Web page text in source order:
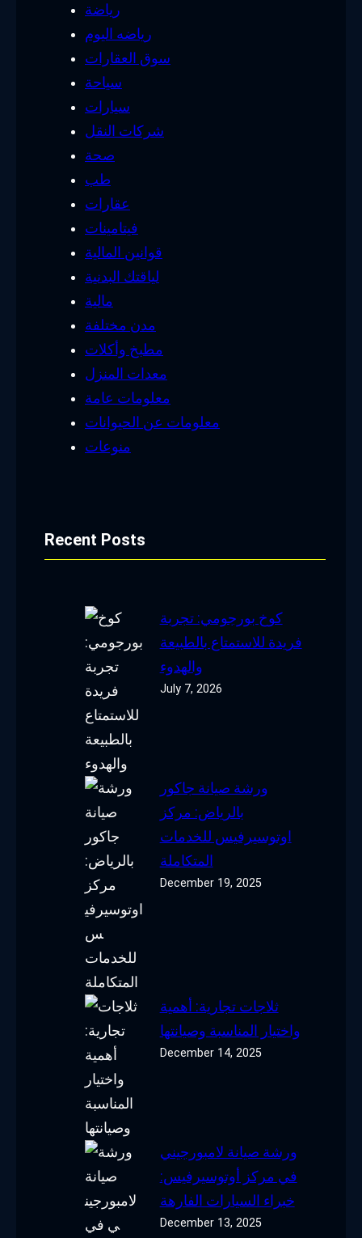
رياضة
رياضه اليوم
سوق العقارات
سياحة
سيارات
شركات النقل
صحة
طب
عقارات
فيتامينات
قوانين المالية
لياقتك البدنية
مالية
مدن مختلفة
مطبخ وأكلات
معدات المنزل
معلومات عامة
معلومات عن الحيوانات
منوعات
Recent Posts
كوخ بورجومي: تجربة
فريدة للاستمتاع بالطبيعة
والهدوء
July 7, 2026
ورشة صيانة جاكور
بالرياض: مركز
اوتوسيرفيس للخدمات
المتكاملة
December 19, 2025
ثلاجات تجارية: أهمية
واختيار المناسبة وصيانتها
December 14, 2025
ورشة صيانة لامبورجيني
في مركز أوتوسيرفيس:
خبراء السيارات الفارهة
December 13, 2025